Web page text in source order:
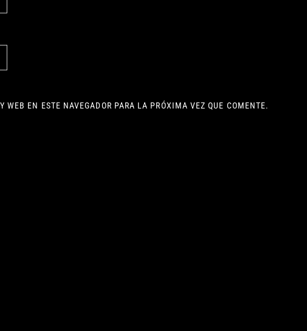
WEB EN ESTE NAVEGADOR PARA LA PRÓXIMA VEZ QUE COMENTE.